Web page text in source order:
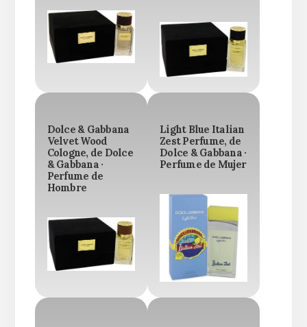
Dolce & Gabbana
Velvet Wood
Cologne, de Dolce
& Gabbana ·
Perfume de
Hombre
Light Blue Italian
Zest Perfume, de
Dolce & Gabbana ·
Perfume de Mujer